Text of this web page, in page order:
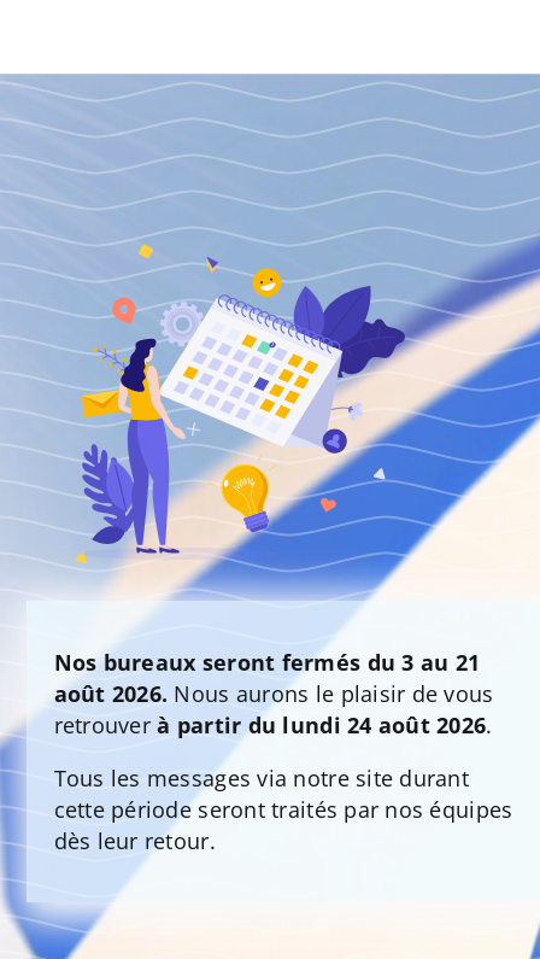
Nos bureaux seront fermés du 3 au 21
août 2026. Nous aurons le plaisir de vous
retrouverà partir du lundi 24 août 2026.
Tous les messages via notre site durant
cette période seront traités par nos équipes
dès leur retour.